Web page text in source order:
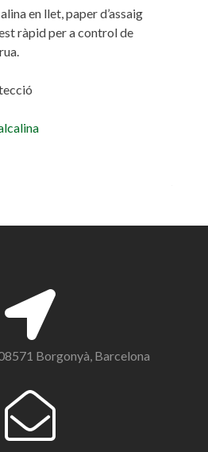
en llet, paper d’assaig
ràpid per a control de
Borgonyà, Barcelona